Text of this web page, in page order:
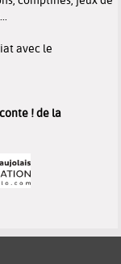
avec le
! de la